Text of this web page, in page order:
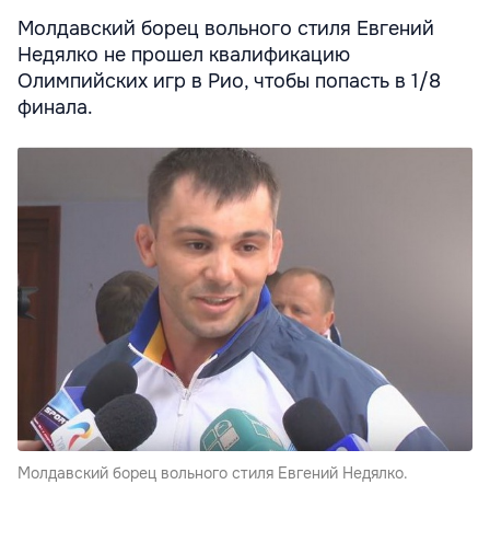
Молдавский борец вольного стиля Евгений
Недялко не прошел квалификацию
Олимпийских игр в Рио, чтобы попасть в 1/8
финала.
Молдавский борец вольного стиля Евгений Недялко.